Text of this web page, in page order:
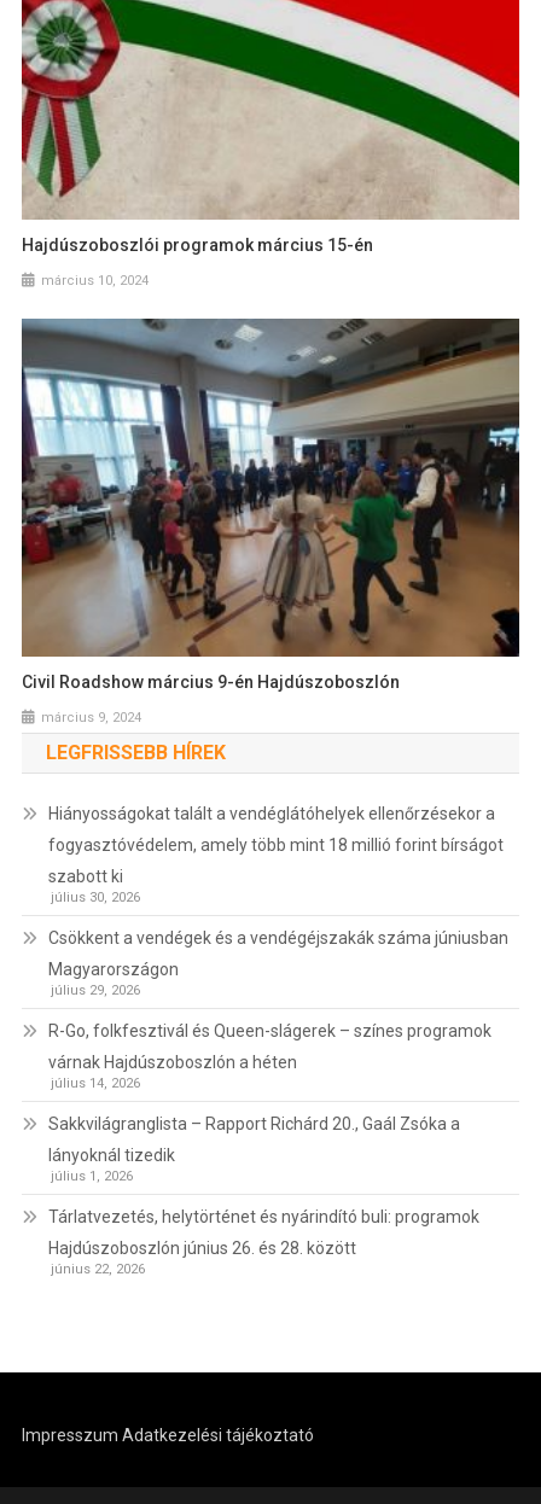
Hajdúszoboszlói programok március 15-én
március 10, 2024
Civil Roadshow március 9-én Hajdúszoboszlón
március 9, 2024
LEGFRISSEBB HÍREK
Hiányosságokat talált a vendéglátóhelyek ellenőrzésekor a
fogyasztóvédelem, amely több mint 18 millió forint bírságot
szabott ki
július 30, 2026
Csökkent a vendégek és a vendégéjszakák száma júniusban
Magyarországon
július 29, 2026
R-Go, folkfesztivál és Queen-slágerek – színes programok
várnak Hajdúszoboszlón a héten
július 14, 2026
Sakkvilágranglista – Rapport Richárd 20., Gaál Zsóka a
lányoknál tizedik
július 1, 2026
Tárlatvezetés, helytörténet és nyárindító buli: programok
Hajdúszoboszlón június 26. és 28. között
június 22, 2026
Impresszum Adatkezelési tájékoztató